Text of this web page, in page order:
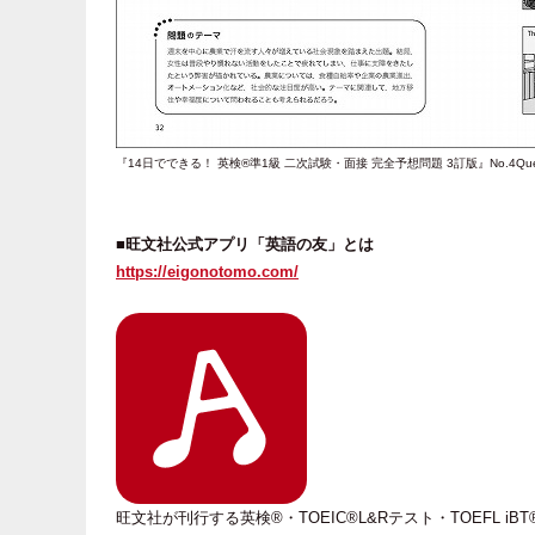
『14日でできる！ 英検®準1級 二次試験・面接 完全予想問題 3訂版』
■旺文社公式アプリ「英語の友」とは
https://eigonotomo.com/
旺文社が刊行する英検®・TOEIC®L&Rテスト・TOEFL